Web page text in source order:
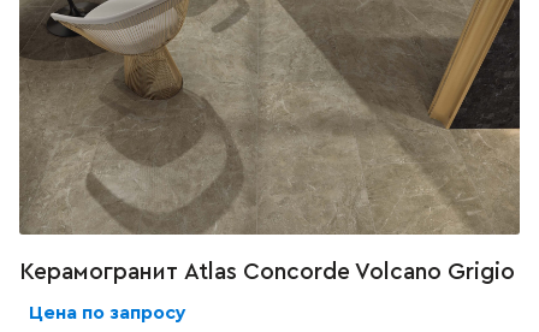
Керамогранит Atlas Concorde Volcano Grigio
Цена по запросу